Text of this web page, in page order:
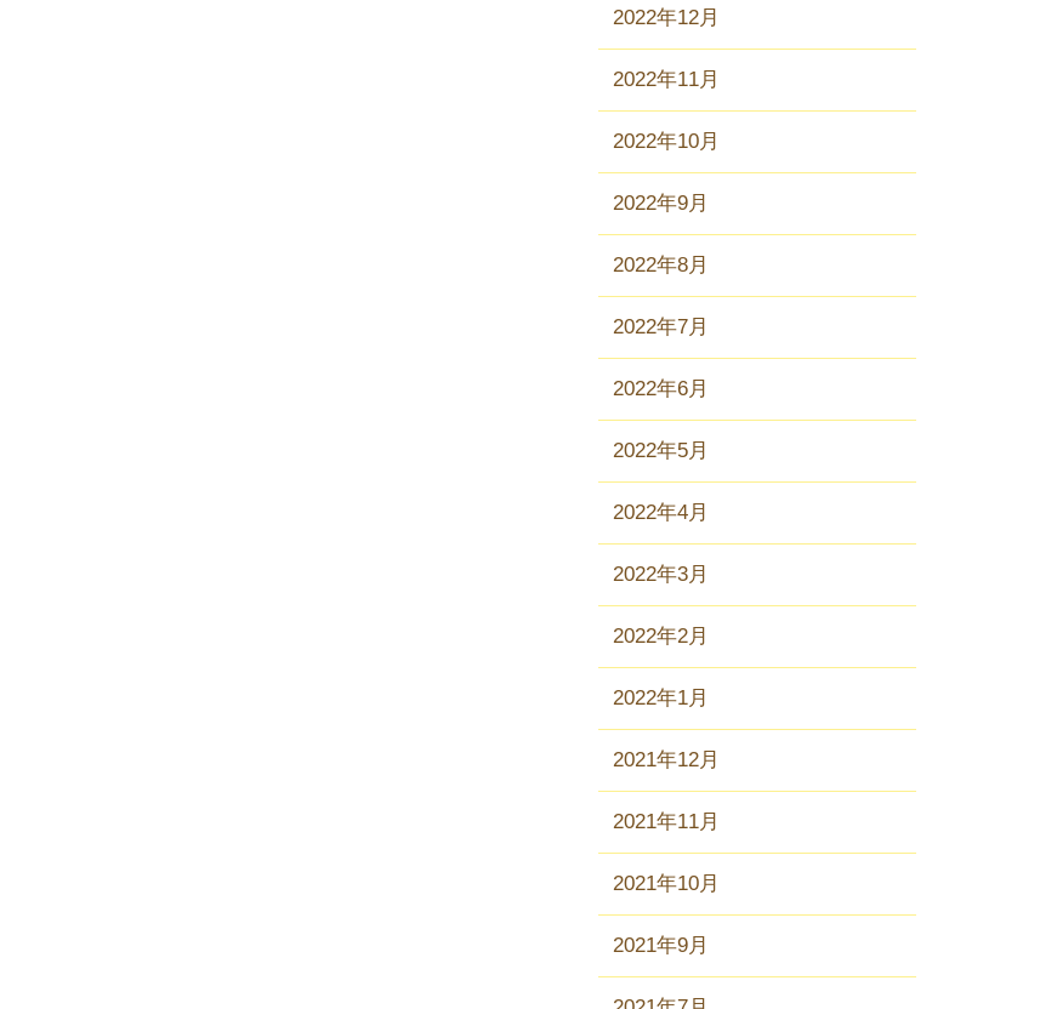
2022年12月
2022年11月
2022年10月
2022年9月
2022年8月
2022年7月
2022年6月
2022年5月
2022年4月
2022年3月
2022年2月
2022年1月
2021年12月
2021年11月
2021年10月
2021年9月